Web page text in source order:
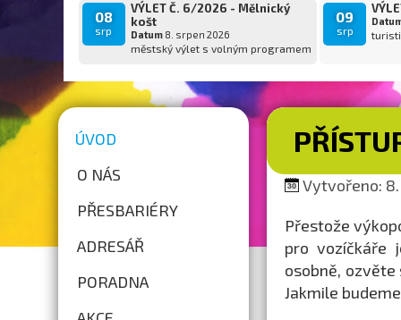
08
srp
VÝLET Č. 6/2026 - Mělnický
košt
Datum8. srpen 2026
městský výlet s volným programem
09
srp
ÚVOD
O NÁS
PŘESBARIÉRY
ADRESÁŘ
PORADNA
Vytvořeno: 8.
Přestože
pro vozíčkáře
osobně,
Jakmile